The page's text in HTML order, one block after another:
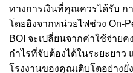
ทางการเงินที่คุณควรได้รับ
โดยอิงจากหน่วยไฟช่วง On-
BOI จะเปลี่ยนจากค่าใช้จ่าย
กำไรที่จับต้องได้ในระยะยา
โรงงานของคุณเติบโตอย่างยั่